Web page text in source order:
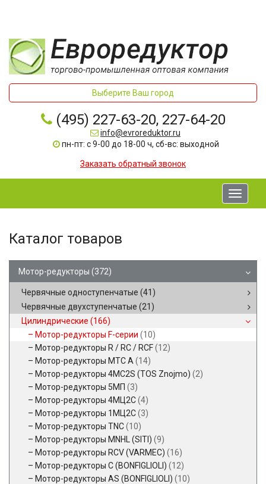
Выберите Ваш город
(495) 227-63-20, 227-64-20
info@evroreduktor.ru
пн-пт: с 9-00 до 18-00 ч, сб-вс: выходной
Заказать обратный звонок
Toggle
Каталог товаров
Мотор-редукторы (372)
Червячные одноступенчатые (41)
Червячные двухступенчатые (21)
Цилиндрические (166)
Мотор-редукторы F-серии (10)
Мотор-редукторы R / RC / RCF(12)
Мотор-редукторы MTC A (14)
Мотор-редукторы 4MC2S (TOS Znojmo) (2)
Мотор-редукторы 5МП (3)
Мотор-редукторы 4МЦ2С(4)
Мотор-редукторы 1МЦ2С(3)
Мотор-редукторы TNC(10)
Мотор-редукторы MNHL (SITI) (9)
Мотор-редукторы RCV (VARMEC) (16)
Мотор-редукторы C (BONFIGLIOLI) (12)
Мотор-редукторы AS (BONFIGLIOLI) (10)